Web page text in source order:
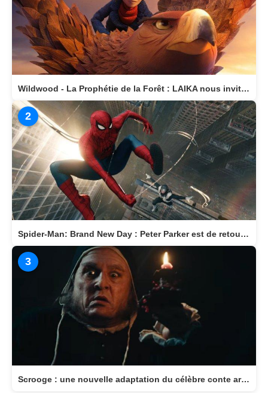
Wildwood - La Prophétie de la Forêt : LAIKA nous invite dans un monde magique
2
Spider-Man: Brand New Day : Peter Parker est de retour au cinéma le 29 juillet
3
Scrooge : une nouvelle adaptation du célèbre conte arrive au cinéma le 11 novembre